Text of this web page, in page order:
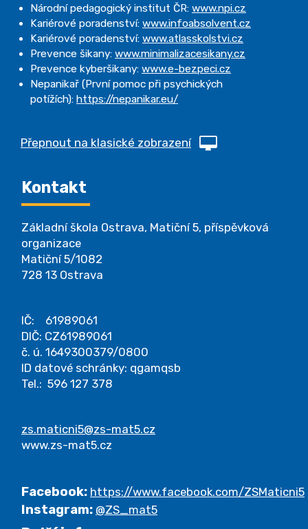
Národní pedagogický institut ČR: www.npi.cz
Kariérové poradenství: www.infoabsolvent.cz
Kariérové poradenství: www.atlasskolstvi.cz
Prevence šikany: www.minimalizacesikany.cz
Prevence kyberšikany: www.e-bezpeci.cz
Nepanikař (První pomoc při psychických
potížích): https://nepanikar.eu/
Přepnout na klasické zobrazení
Kontakt
Základní škola Ostrava, Matiční 5, příspěvková
organizace
Matiční 5/1082
728 13 Ostrava
IČ: 61989061
DIČ: CZ61989061
č. ú. 1649300379/0800
ID datové schránky: qgamqsb
Tel.: 596 127 378
zs.maticni5@zs-mat5.cz
www.zs-mat5.cz
Facebook: https://www.facebook.com/ZSMaticni5
Instagram: @ZS_mat5